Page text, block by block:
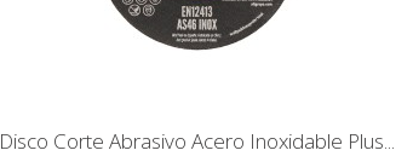
Disco Corte Abrasivo Acero Inoxidable Plus...